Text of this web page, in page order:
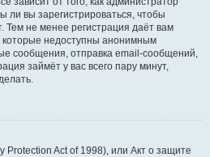
вы зарегистрироваться, чтобы
не менее регистрация даёт вам
недоступны анонимным
сообщения, отправка email-сообщений,
займёт у вас всего пару минут,
Protection Act of 1998), или Акт о защите